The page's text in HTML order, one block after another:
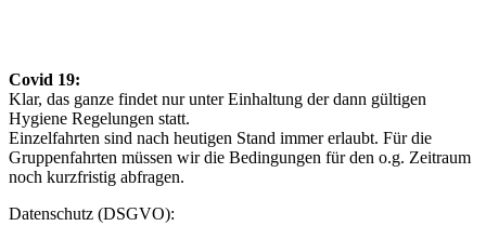
Covid 19:
Klar, das ganze findet nur unter Einhaltung der dann gültigen
Hygiene Regelungen statt.
Einzelfahrten sind nach heutigen Stand immer erlaubt. Für die
Gruppenfahrten müssen wir die Bedingungen für den o.g. Zeitraum
noch kurzfristig abfragen.
Datenschutz (DSGVO):